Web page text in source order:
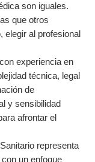
son iguales.
que otros
elegir al profesional
con experiencia en
técnica, legal
de
y sensibilidad
afrontar el
representa
un enfoque